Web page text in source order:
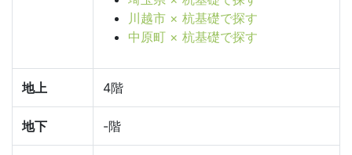
川越市 × 杭基礎で探す
中原町 × 杭基礎で探す
地上 4階
地下 -階